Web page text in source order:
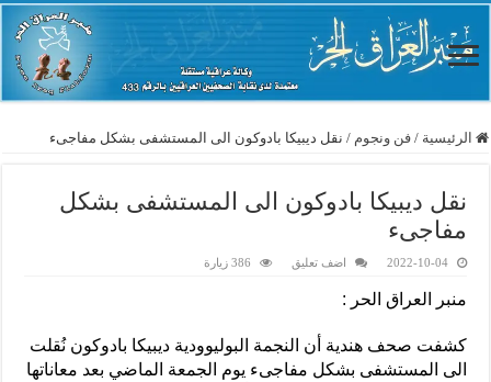
الرئيسية / فن ونجوم / نقل ديبيكا بادوكون الى المستشفى بشكل مفاجىء
نقل ديبيكا بادوكون الى المستشفى بشكل
مفاجىء
2022-10-04 اضف تعليق 386 زيارة
منبر العراق الحر :
كشفت صحف هندية أن النجمة البوليوودية ديبيكا بادوكون نُقلت
الى المستشفى بشكل مفاجىء يوم الجمعة الماضي بعد معاناتها